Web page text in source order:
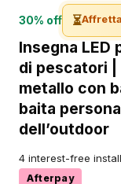
30% off ⏳
Insegna LED
di pescatori |
metallo con
baita
dell’outdoor
4 interest-free
Afterpay